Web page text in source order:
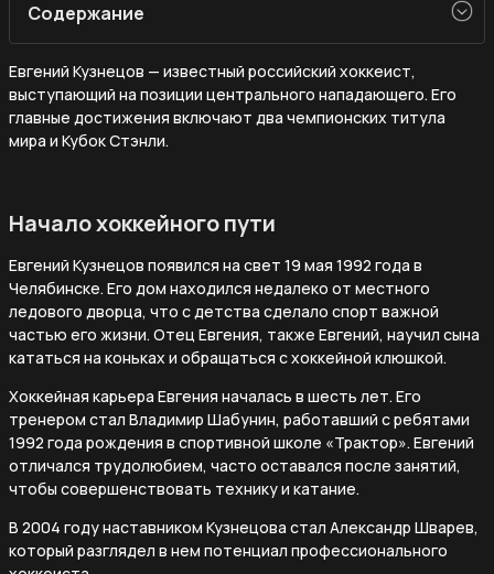
Содержание
Евгений Кузнецов — известный российский хоккеист,
выступающий на позиции центрального нападающего. Его
главные достижения включают два чемпионских титула
мира и Кубок Стэнли.
Начало хоккейного пути
Евгений Кузнецов появился на свет 19 мая 1992 года в
Челябинске. Его дом находился недалеко от местного
ледового дворца, что с детства сделало спорт важной
частью его жизни. Отец Евгения, также Евгений, научил сына
кататься на коньках и обращаться с хоккейной клюшкой.
Хоккейная карьера Евгения началась в шесть лет. Его
тренером стал Владимир Шабунин, работавший с ребятами
1992 года рождения в спортивной школе «Трактор». Евгений
отличался трудолюбием, часто оставался после занятий,
чтобы совершенствовать технику и катание.
В 2004 году наставником Кузнецова стал Александр Шварев,
который разглядел в нем потенциал профессионального